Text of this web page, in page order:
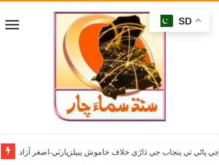
پاڻي تي پنجاب جي ڌاڙي خلاف خاموش پيپلزپارٽي-اصغر آزاد
SD